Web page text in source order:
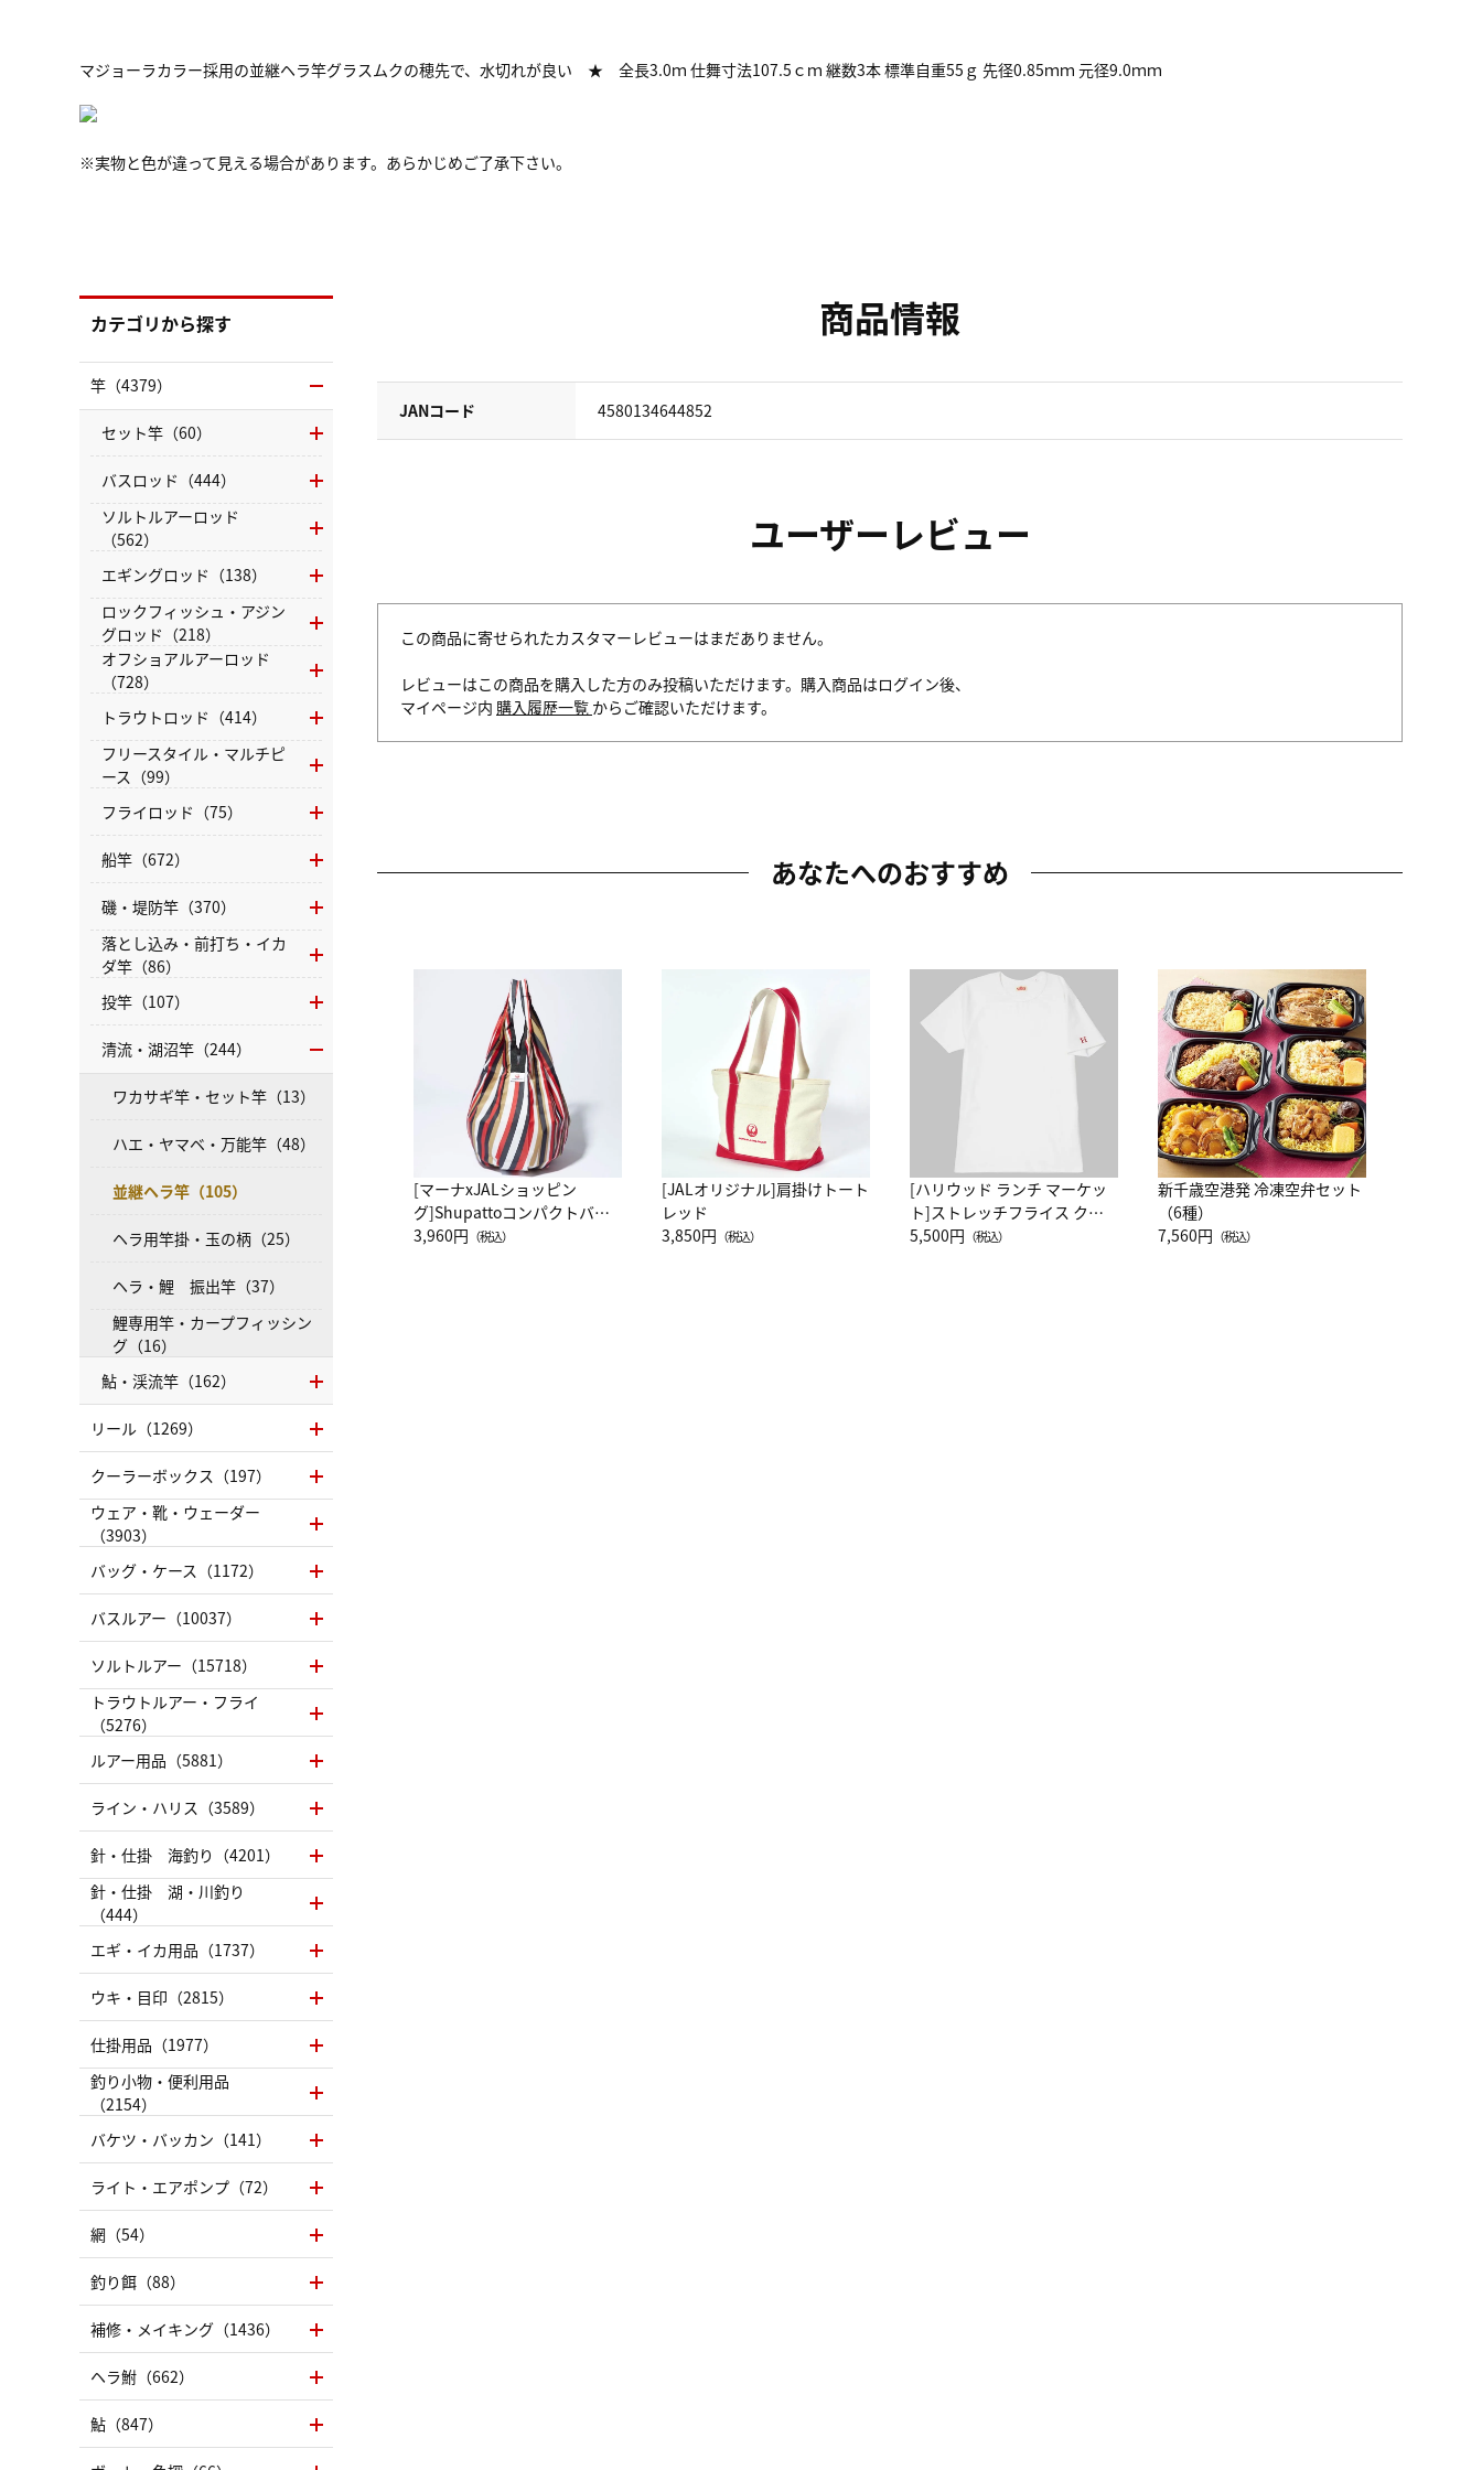
マジョーラカラー採用の並継ヘラ竿グラスムクの穂先で、水切れが良い ★ 全長3.0ｍ 仕舞寸法107.5ｃｍ 継数3本 標準自重55ｇ 先径0.85ｍｍ 元径9.0ｍｍ
※実物と色が違って見える場合があります。あらかじめご了承下さい。
商品情報
JANコード 4580134644852
ユーザーレビュー
この商品に寄せられたカスタマーレビューはまだありません。
レビューはこの商品を購入した方のみ投稿いただけます。購入商品はログイン後、
マイページ内 購入履歴一覧 からご確認いただけます。
あなたへのおすすめ
[マーナxJALショッピン
グ]Shupattoコンパクトバッ
グ Drop JAL客室乗務員
3,960円 （税込）
[JALオリジナル]肩掛けトート
レッド
3,850円 （税込）
[ハリウッド ランチ マーケッ
ト]ストレッチフライス クル
ーネック別注半袖Ｔシャツ
5,500円 （税込）
新千歳空港発 冷凍空弁セット
（6種）
7,560円 （税込）
カテゴリから探す
竿（4379）
セット竿（60）
バスロッド（444）
ソルトルアーロッド
（562）
エギングロッド（138）
ロックフィッシュ・アジン
グロッド（218）
オフショアルアーロッド
（728）
トラウトロッド（414）
フリースタイル・マルチピ
ース（99）
フライロッド（75）
船竿（672）
磯・堤防竿（370）
落とし込み・前打ち・イカ
ダ竿（86）
投竿（107）
清流・湖沼竿（244）
ワカサギ竿・セット竿（13）
ハエ・ヤマベ・万能竿（48）
並継ヘラ竿（105）
ヘラ用竿掛・玉の柄（25）
ヘラ・鯉 振出竿（37）
鯉専用竿・カープフィッシン
グ（16）
鮎・渓流竿（162）
リール（1269）
クーラーボックス（197）
ウェア・靴・ウェーダー
（3903）
バッグ・ケース（1172）
バスルアー（10037）
ソルトルアー（15718）
トラウトルアー・フライ
（5276）
ルアー用品（5881）
ライン・ハリス（3589）
針・仕掛 海釣り（4201）
針・仕掛 湖・川釣り
（444）
エギ・イカ用品（1737）
ウキ・目印（2815）
仕掛用品（1977）
釣り小物・便利用品
（2154）
バケツ・バッカン（141）
ライト・エアポンプ（72）
網（54）
釣り餌（88）
補修・メイキング（1436）
ヘラ鮒（662）
鮎（847）